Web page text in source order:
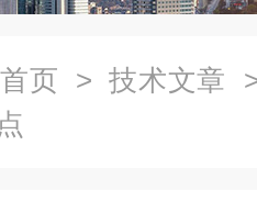
首页 > 技术文章